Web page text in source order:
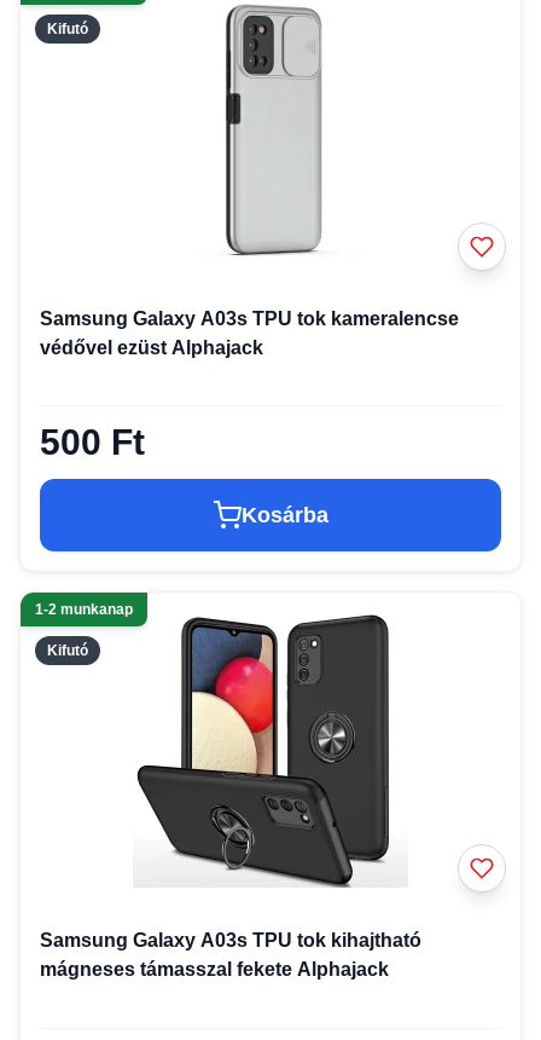
Kifutó
Samsung Galaxy A03s TPU tok kameralencse
védővel ezüst Alphajack
500 Ft
Kosárba
Kifutó
1-2 munkanap
Samsung Galaxy A03s TPU tok kihajtható
mágneses támasszal fekete Alphajack